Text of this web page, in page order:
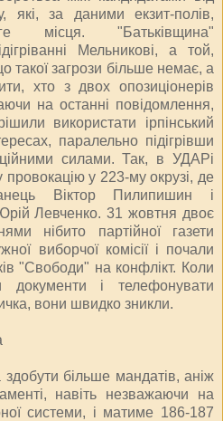
які, за даними екзит-полів,
місця. "Батьківщина"
Мельникові, а той,
такої загрози більше немає, а
хто з двох опозиціонерів
на останні повідомлення,
використати ірпінський
паралельно підігрівши
силами. Так, в УДАРі
у 223-му окрузі, де
Віктор Пилипишин і
Левченко. 31 жовтня двоє
нібито партійної газети
виборчої комісії і почали
"Свободи" на конфлікт. Коли
і телефонувати
вони швидко зникли.
більше мандатів, аніж
навіть незважаючи на
системи, і матиме 186-187